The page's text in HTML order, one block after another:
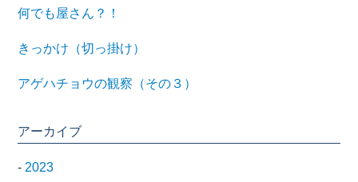
何でも屋さん？！
きっかけ（切っ掛け）
アゲハチョウの観察（その３）
アーカイブ
- 2023